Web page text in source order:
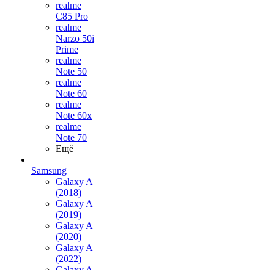
realme
C85 Pro
realme
Narzo 50i
Prime
realme
Note 50
realme
Note 60
realme
Note 60x
realme
Note 70
Ещё
Samsung
Galaxy A
(2018)
Galaxy A
(2019)
Galaxy A
(2020)
Galaxy A
(2022)